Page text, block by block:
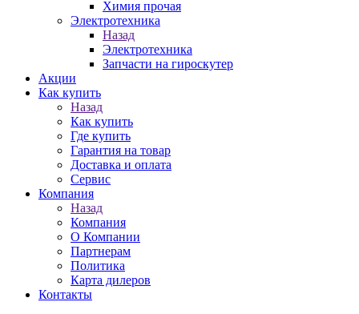
Химия прочая
Электротехника
Назад
Электротехника
Запчасти на гироскутер
Акции
Как купить
Назад
Как купить
Где купить
Гарантия на товар
Доставка и оплата
Сервис
Компания
Назад
Компания
О Компании
Партнерам
Политика
Карта дилеров
Контакты